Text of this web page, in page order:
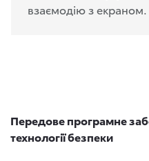
взаємодію з екраном.
Передове програмне
технології безпеки